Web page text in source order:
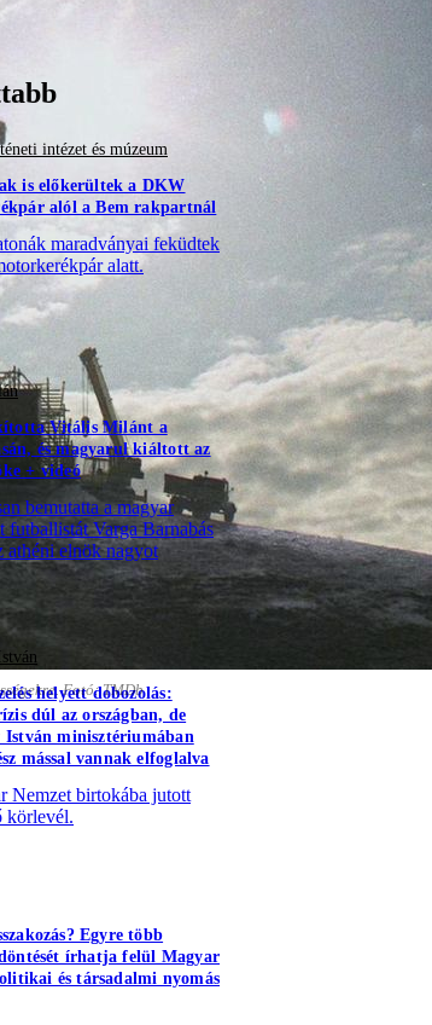
Fotó: TMDb
intézet és múzeum
is előkerültek a DKW
alól a Bem rakpartnál
maradványai feküdtek
alatt.
Vitális Milánt a
és magyarul kiáltott az
+ videó
bemutatta a magyar
futballistát Varga Barnabás
athéni elnök nagyot
helyett dobozolás:
dúl az országban, de
minisztériumában
mással vannak elfoglalva
Nemzet birtokába jutott
körlevél.
Egyre több
írhatja felül Magyar
és társadalmi nyomás